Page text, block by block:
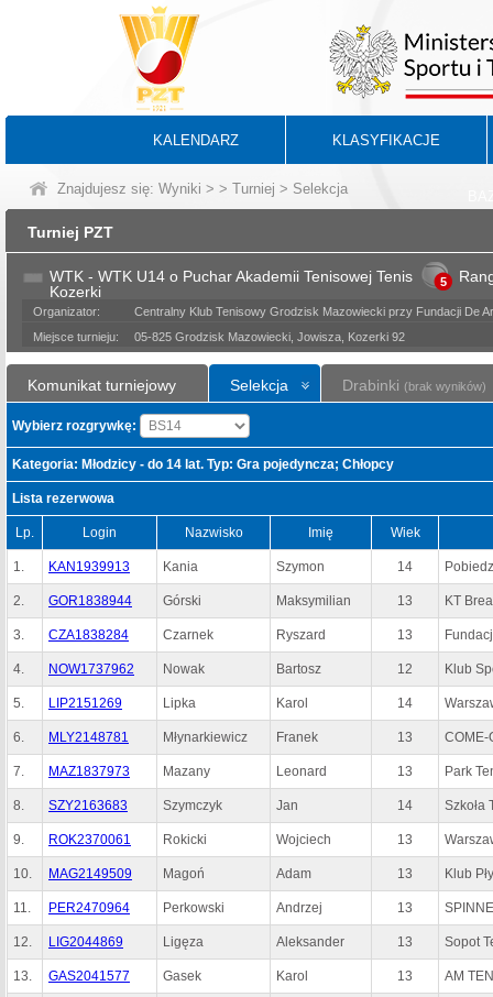
KALENDARZ KLASYFIKACJE
Znajdujesz się: Wyniki > > Turniej > Selekcja
Turniej PZT
WTK - WTK U14 o Puchar Akademii Tenisowej Tenis
Kozerki
5
Organizator:
Centralny Klub Tenisowy Grodzisk Mazowiecki przy Fundacji De
Miejsce turnieju:
05-825 Grodzisk Mazowiecki, Jowisza, Kozerki 92
Komunikat turniejowy Selekcja Drabinki (brak wyników)
Wybierz rozgrywkę:
Kategoria: Młodzicy - do 14 lat. Typ: Gra pojedyncza; Chłopcy
Lista rezerwowa
Lp. Login Nazwisko Imię Wiek
1. KAN1939913 Kania Szymon 14
2. GOR1838944 Górski Maksymilian 13 KT
3. CZA1838284 Czarnek Ryszard 13
4. NOW1737962 Nowak Bartosz 12 Klub
5. LIP2151269 Lipka Karol 14
6. MLY2148781 Młynarkiewicz Franek 13 COME-
7. MAZ1837973 Mazany Leonard 13 Park
8. SZY2163683 Szymczyk Jan 14 Szkoła
9. ROK2370061 Rokicki Wojciech 13
10. MAG2149509 Magoń Adam 13 Klub
11. PER2470964 Perkowski Andrzej 13
12. LIG2044869 Ligęza Aleksander 13 Sopot
13. GAS2041577 Gasek Karol 13 AM